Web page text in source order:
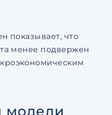
показывает, что
менее подвержен
модели